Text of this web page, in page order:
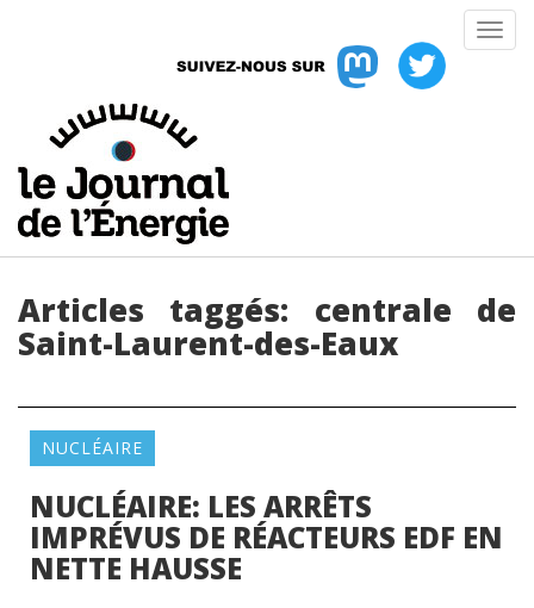
Articles taggés: centrale de
Saint-Laurent-des-Eaux
NUCLÉAIRE: LES ARRÊTS
IMPRÉVUS DE RÉACTEURS EDF EN
NETTE HAUSSE
NUCLÉAIRE